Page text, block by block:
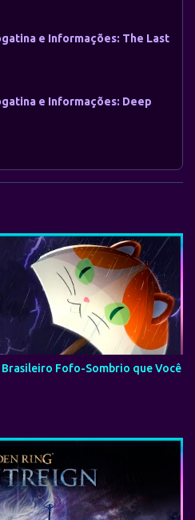
e Informações: The Last
e Informações: Deep
Fofo-Sombrio que Você